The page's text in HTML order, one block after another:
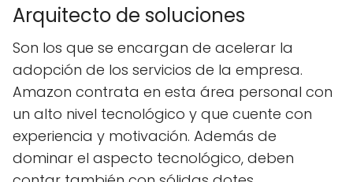
Arquitecto de soluciones
Son los que se encargan de acelerar la
adopción de los servicios de la empresa.
Amazon contrata en esta área personal con
un alto nivel tecnológico y que cuente con
experiencia y motivación. Además de
dominar el aspecto tecnológico, deben